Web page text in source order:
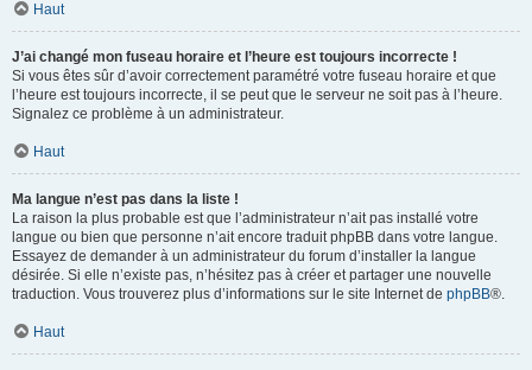
Haut
J’ai changé mon fuseau horaire et l’heure est toujours incorrecte !
Si vous êtes sûr d’avoir correctement paramétré votre fuseau horaire et que
l’heure est toujours incorrecte, il se peut que le serveur ne soit pas à l’heure.
Signalez ce problème à un administrateur.
Haut
Ma langue n’est pas dans la liste !
La raison la plus probable est que l’administrateur n’ait pas installé votre
langue ou bien que personne n’ait encore traduit phpBB dans votre langue.
Essayez de demander à un administrateur du forum d’installer la langue
désirée. Si elle n’existe pas, n’hésitez pas à créer et partager une nouvelle
traduction. Vous trouverez plus d’informations sur le site Internet de phpBB®.
Haut